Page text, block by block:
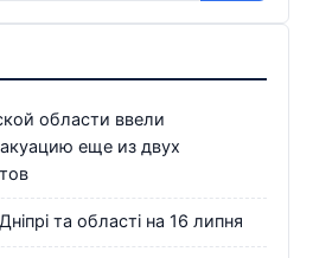
области ввели
еще из двух
та області на 16 липня